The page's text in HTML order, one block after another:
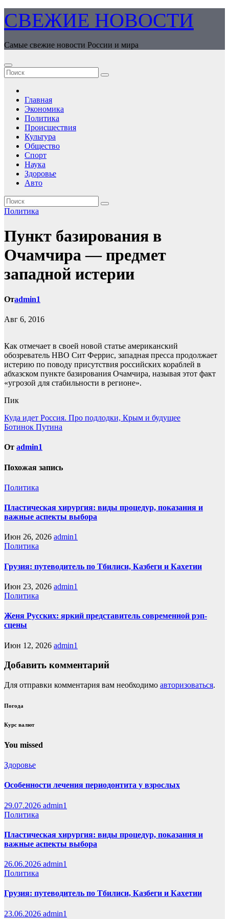
Перейти
к
содержимому
СВЕЖИЕ НОВОСТИ
Самые свежие новости России и мира
Главная
Экономика
Политика
Происшествия
Культура
Общество
Спорт
Наука
Здоровье
Авто
Политика
Пункт базирования в
Очамчира — предмет
западной истерии
Отadmin1
Авг 6, 2016
Как отмечает в своей новой статье американский
обозреватель НВО Сит Феррис, западная пресса продолжает
истерию по поводу присутствия российских кораблей в
абхазском пункте базирования Очамчира, называя этот факт
«угрозой для стабильности в регионе».
Пик
Навигация
по
записям
Куда идет Россия. Про подлодки, Крым и будущее
Ботинок Путина
От admin1
Похожая запись
Политика
Пластическая хирургия: виды процедур, показания и
важные аспекты выбора
Июн 26, 2026 admin1
Политика
Грузия: путеводитель по Тбилиси, Казбеги и Кахетии
Июн 23, 2026 admin1
Политика
Женя Русских: яркий представитель современной рэп-
сцены
Июн 12, 2026 admin1
Добавить комментарий
Для отправки комментария вам необходимо авторизоваться.
Погода
Курс валют
You missed
Здоровье
Особенности лечения периодонтита у взрослых
29.07.2026 admin1
Политика
Пластическая хирургия: виды процедур, показания и
важные аспекты выбора
26.06.2026 admin1
Политика
Грузия: путеводитель по Тбилиси, Казбеги и Кахетии
23.06.2026 admin1